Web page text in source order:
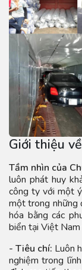
Giới thiệu
Tầm nhìn của
luôn phát huy
công ty với một
một trong những
hóa bằng các
biển tại Việt Nam
- Tiêu chí: Luôn
nghiệm trong